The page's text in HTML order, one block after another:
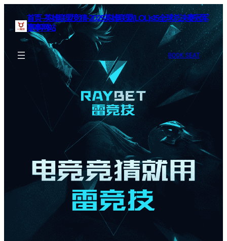
首页–英雄联盟竞猜-2025英雄联盟(LOL)s15全球总决赛冠军
赛事网站
BOOK SEAT